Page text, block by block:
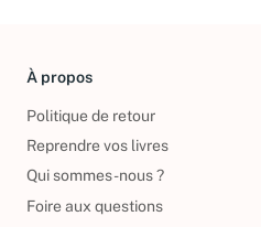
À propos
Politique de retour
Reprendre vos livres
Qui sommes-nous ?
Foire aux questions